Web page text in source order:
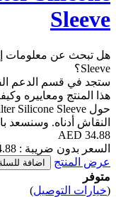
Sleeve
Sleeve؟
ستجد في قسم الدعم
هذا المنتج ومعاييره
النقاش أدناه. وسنسعد
34.88 AED
السعر بدون ضريبة : 34.88 AED
عرض المنتج
اضافة
متوفر
(خيارات التوصيل)